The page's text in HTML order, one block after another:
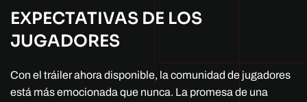
EXPECTATIVAS DE LOS
JUGADORES
Con el tráiler ahora disponible, la comunidad de jugadores
está más emocionada que nunca. La promesa de una